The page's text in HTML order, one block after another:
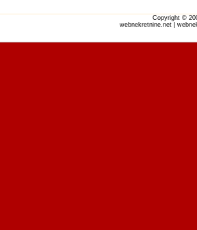
Copyright ©
webnekretnine.net |